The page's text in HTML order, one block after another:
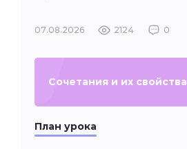
07.08.2026 2124 0
Сочетания и их свойства
План урока